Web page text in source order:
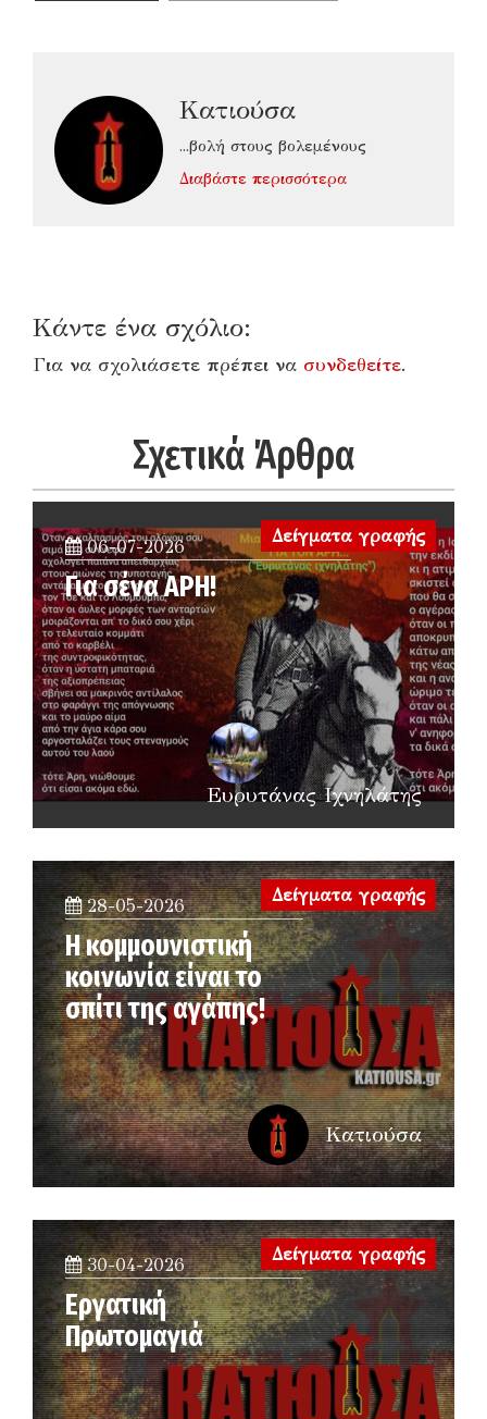
Κατιούσα
...βολή στους βολεμένους
Διαβάστε περισσότερα
Κάντε ένα σχόλιο:
Για να σχολιάσετε πρέπει να συνδεθείτε.
Σχετικά Άρθρα
Δείγματα γραφής
06-07-2026
Για σένα ΑΡΗ!
Ευρυτάνας Ιχνηλάτης
28-05-2026
Η κομμουνιστική
κοινωνία είναι το
σπίτι της αγάπης!
Δείγματα γραφής
Κατιούσα
30-04-2026
Εργατική
Πρωτομαγιά
Δείγματα γραφής